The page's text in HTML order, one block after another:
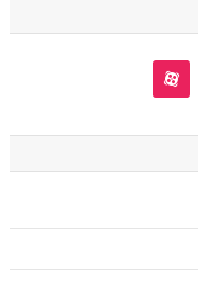
aparat